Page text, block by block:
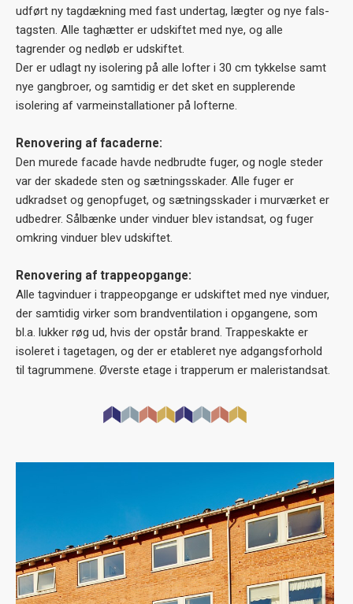
udført ny tagdækning med fast undertag, lægter og nye fals-
tagsten. Alle taghætter er udskiftet med nye, og alle
tagrender og nedløb er udskiftet.
Der er udlagt ny isolering på alle lofter i 30 cm tykkelse samt
nye gangbroer, og samtidig er det sket en supplerende
isolering af varmeinstallationer på lofterne.
Renovering af facaderne:
Den murede facade havde nedbrudte fuger, og nogle steder
var der skadede sten og sætningsskader. Alle fuger er
udkradset og genopfuget, og sætningsskader i murværket er
udbedrer. Sålbænke under vinduer blev istandsat, og fuger
omkring vinduer blev udskiftet.
Renovering af trappeopgange:
Alle tagvinduer i trappeopgange er udskiftet med nye vinduer,
der samtidig virker som brandventilation i opgangene, som
bl.a. lukker røg ud, hvis der opstår brand. Trappeskakte er
isoleret i tagetagen, og der er etableret nye adgangsforhold
til tagrummene. Øverste etage i trapperum er maleristandsat.